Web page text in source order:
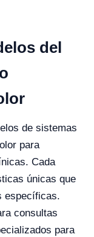
del
de sistemas
para
Cada
únicas que
específicas.
consultas
para